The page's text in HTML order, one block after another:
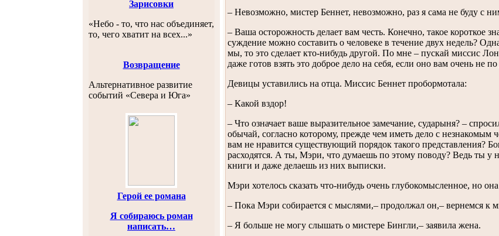
Зарисовки
«Небо - то, что нас объединяет,
то, чего хватит на всех...»
Возвращение
Альтернативное развитие
событий «Севера и Юга»
Герой ее романа
Я собираюсь роман
написать…
– Невозможно, мистер Беннет, невозможно, раз я сама не буду с
– Ваша осторожность делает вам честь. Конечно, такое короткое
суждение можно составить о человеке в течение двух недель?
мы, то это сделает кто-нибудь другой. По мне – пускай миссис
даже готов взять это доброе дело на себя, если оно вам очень не
Девицы уставились на отца. Миссис Беннет пробормотала:
– Какой вздор!
– Что означает ваше выразительное замечание, сударыня? –
обычай, согласно которому, прежде чем иметь дело с
вам не нравится существующий порядок такого представления?
расходятся. А ты, Мэри, что думаешь по этому поводу? Ведь ты у
книги и даже делаешь из них выписки.
Мэри хотелось сказать что-нибудь очень глубокомысленное, но
– Пока Мэри собирается с мыслями,– продолжал он,– вернемся к
– Я больше не могу слышать о мистере Бингли,– заявила жена.